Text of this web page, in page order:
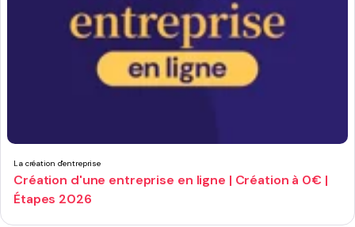
La création d'entreprise
Création d'une entreprise en ligne | Création à 0€ |
Étapes 2026